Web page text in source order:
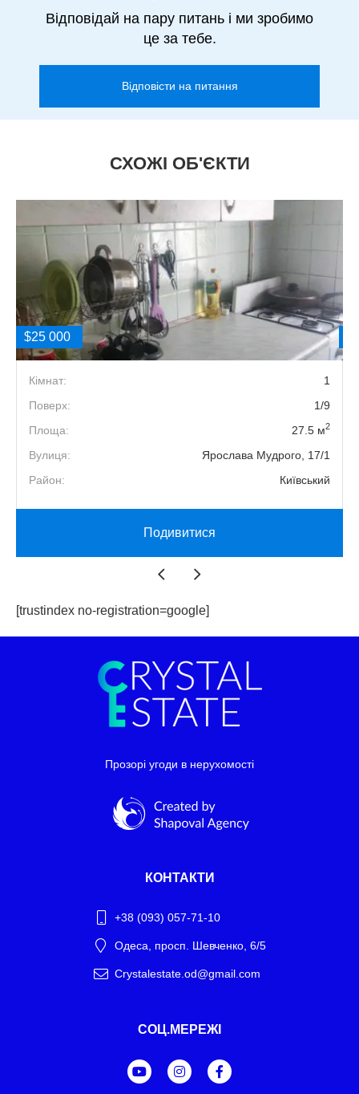
Відповідай на пару питань і ми зробимо
це за тебе.
Відповісти на питання
СХОЖІ ОБ'ЄКТИ
$25 000
Кімнат:
1
Поверх:
1/9
Площа:
27.5 м2
Вулиця:
Ярослава Мудрого, 17/1
Район:
Київський
Подивитися
[trustindex no-registration=google]
Прозорі угоди в нерухомості
КОНТАКТИ
+38 (093) 057-71-10
Одеса, просп. Шевченко, 6/5
Crystalestate.od@gmail.com
СОЦ.МЕРЕЖІ